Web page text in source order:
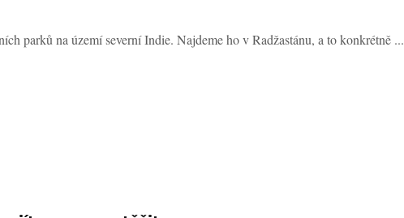
parků na území severní Indie. Najdeme ho v Radžastánu, a to konkrétně ...